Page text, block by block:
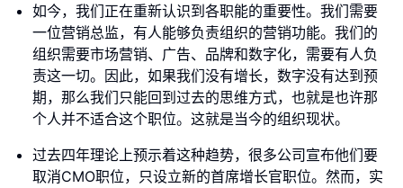
如今，我们正在重新认识到各职能的重要性。我们需要
一位营销总监，有人能够负责组织的营销功能。我们的
组织需要市场营销、广告、品牌和数字化，需要有人负
责这一切。因此，如果我们没有增长，数字没有达到预
期，那么我们只能回到过去的思维方式，也就是也许那
个人并不适合这个职位。这就是当今的组织现状。
过去四年理论上预示着这种趋势，很多公司宣布他们要
取消CMO职位，只设立新的首席增长官职位。然而，实